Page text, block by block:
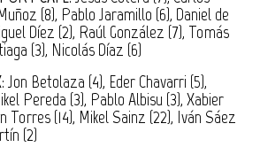
(8), Pablo Jaramillo (6), Daniel de
Díez (2), Raúl González (7), Tomás
(3), Nicolás Díaz (6)
: Jon Betolaza (4), Eder Chavarri (5),
Pereda (3), Pablo Albisu (3), Xabier
Torres (14), Mikel Sainz (22), Iván Sáez
(2)